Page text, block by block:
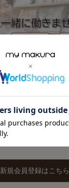
新規会員登録はこちら